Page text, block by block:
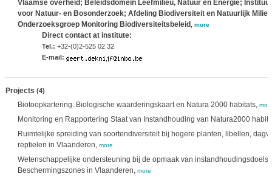
Vlaamse overheid; Beleidsdomein Leefmilieu, Natuur en Energie; Instituut
voor Natuur- en Bosonderzoek; Afdeling Biodiversiteit en Natuurlijk
Onderzoeksgroep Monitoring Biodiversiteitsbeleid
more
Direct contact at institute:
Tel.: +32-(0)2-525 02 32
E-mail:
Projects (4)
Biotoopkartering: Biologische waarderingskaart en Natura 2000 habitats,
Monitoring en Rapportering Staat van Instandhouding van Natura2000
Ruimtelijke spreiding van soortendiversiteit bij hogere planten, libellen,
reptielen in Vlaanderen, more
Wetenschappelijke ondersteuning bij de opmaak van
Beschermingszones in Vlaanderen, more